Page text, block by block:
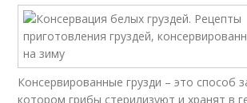
Консервированные грузди – это способ
котором грибы стерилизуют и хранят в